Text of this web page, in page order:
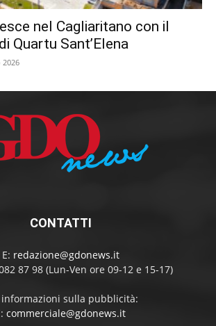
nel Cagliaritano con il
Quartu Sant’Elena
2026
CONTATTI
E: redazione@gdonews.it
87 98 (Lun-Ven ore 09-12 e 15-17)
informazioni sulla pubblicità:
commerciale@gdonews.it